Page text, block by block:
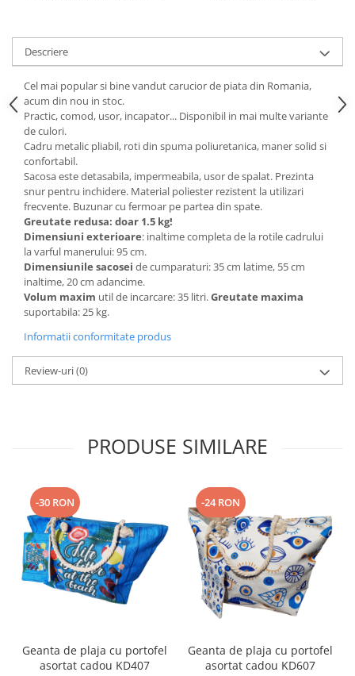
Descriere
Cel mai popular si bine vandut carucior de piata din Romania,
acum din nou in stoc.
Practic, comod, usor, incapator... Disponibil in mai multe variante
de culori.
Cadru metalic pliabil, roti din spuma poliuretanica, maner solid si
confortabil.
Sacosa este detasabila, impermeabila, usor de spalat. Prezinta
snur pentru inchidere. Material poliester rezistent la utilizari
frecvente. Buzunar cu fermoar pe partea din spate.
Greutate redusa: doar 1.5 kg!
Dimensiuni exterioare: inaltime completa de la rotile cadrului
la varful manerului: 95 cm.
Dimensiunile sacosei de cumparaturi: 35 cm latime, 55 cm
inaltime, 20 cm adancime.
Volum maxim util de incarcare: 35 litri.Greutate maxima
suportabila: 25 kg.
Informatii conformitate produs
Review-uri(0)
PRODUSE SIMILARE
-30 RON
Geanta de plaja cu portofel
asortat cadou KD407
-24 RON
Geanta de plaja cu portofel
asortat cadou KD607